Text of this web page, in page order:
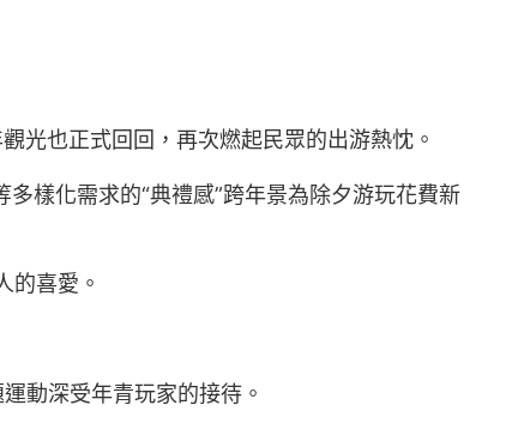
光也正式回回，再次燃起民眾的出游熱忱。
樣化需求的“典禮感”跨年景為除夕游玩花費新
的喜愛。
動深受年青玩家的接待。